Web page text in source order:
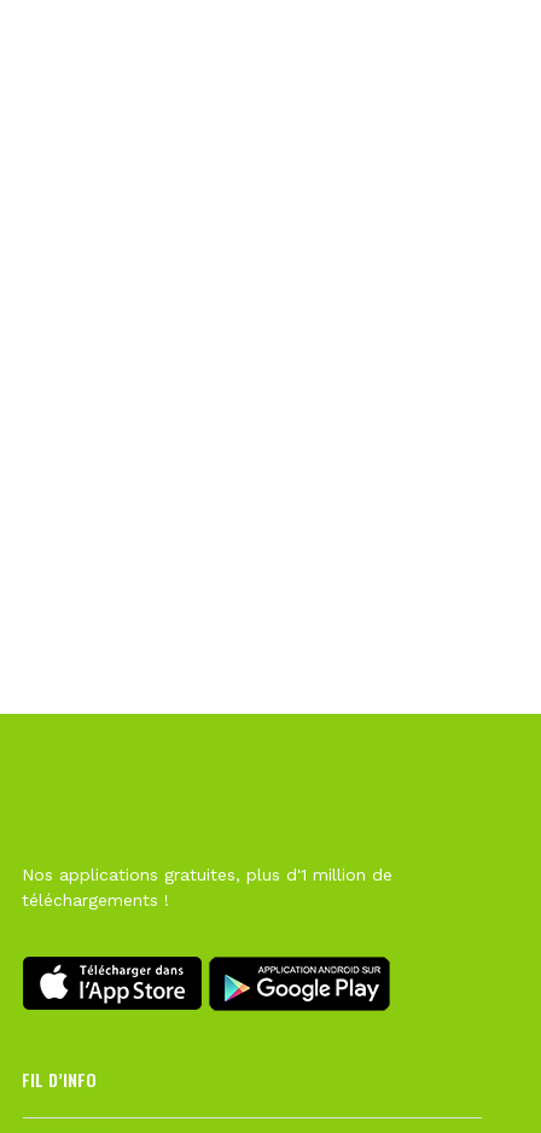
Nos applications gratuites, plus d'1 million de
téléchargements !
FIL D’INFO